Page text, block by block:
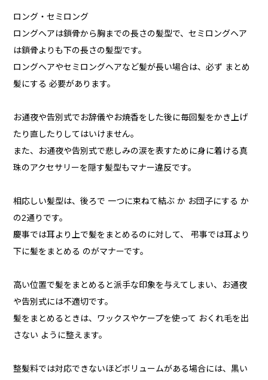
ロング・セミロング
ロングヘアは鎖骨から胸までの長さの髪型で、セミロングヘア
は鎖骨よりも下の長さの髪型です。
ロングヘアやセミロングヘアなど髪が長い場合は、必ず まとめ
髪にする 必要があります。
お通夜や告別式でお辞儀やお焼香をした後に毎回髪をかき上げ
たり直したりしてはいけません。
また、お通夜や告別式で悲しみの涙を表すために身に着ける真
珠のアクセサリーを隠す髪型もマナー違反です。
相応しい髪型は、後ろで 一つに束ねて結ぶ か お団子にする か
の2通りです。
慶事では耳より上で髪をまとめるのに対して、 弔事では耳より
下に髪をまとめる のがマナーです。
高い位置で髪をまとめると派手な印象を与えてしまい、お通夜
や告別式には不適切です。
髪をまとめるときは、ワックスやケープを使って おくれ毛を出
さない ように整えます。
整髪料では対応できないほどボリュームがある場合には、黒い